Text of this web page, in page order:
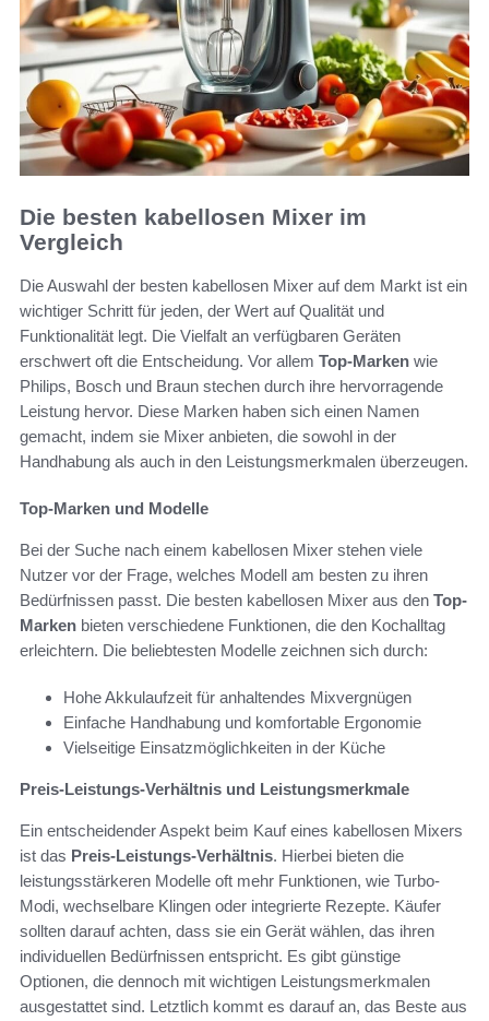
Die besten kabellosen Mixer im
Vergleich
Die Auswahl der besten kabellosen Mixer auf dem Markt ist ein
wichtiger Schritt für jeden, der Wert auf Qualität und
Funktionalität legt. Die Vielfalt an verfügbaren Geräten
erschwert oft die Entscheidung. Vor allem Top-Marken wie
Philips, Bosch und Braun stechen durch ihre hervorragende
Leistung hervor. Diese Marken haben sich einen Namen
gemacht, indem sie Mixer anbieten, die sowohl in der
Handhabung als auch in den Leistungsmerkmalen überzeugen.
Top-Marken und Modelle
Bei der Suche nach einem kabellosen Mixer stehen viele
Nutzer vor der Frage, welches Modell am besten zu ihren
Bedürfnissen passt. Die besten kabellosen Mixer aus den Top-
Marken bieten verschiedene Funktionen, die den Kochalltag
erleichtern. Die beliebtesten Modelle zeichnen sich durch:
Hohe Akkulaufzeit für anhaltendes Mixvergnügen
Einfache Handhabung und komfortable Ergonomie
Vielseitige Einsatzmöglichkeiten in der Küche
Preis-Leistungs-Verhältnis und Leistungsmerkmale
Ein entscheidender Aspekt beim Kauf eines kabellosen Mixers
ist das Preis-Leistungs-Verhältnis. Hierbei bieten die
leistungsstärkeren Modelle oft mehr Funktionen, wie Turbo-
Modi, wechselbare Klingen oder integrierte Rezepte. Käufer
sollten darauf achten, dass sie ein Gerät wählen, das ihren
individuellen Bedürfnissen entspricht. Es gibt günstige
Optionen, die dennoch mit wichtigen Leistungsmerkmalen
ausgestattet sind. Letztlich kommt es darauf an, das Beste aus